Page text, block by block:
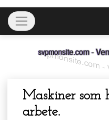
Skip
content
Toggle navigation
svpmonsite.com -
Maskiner
arbete.